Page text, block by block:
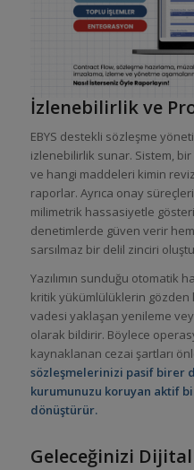
İzlenebilirlik ve
EBYS destekli sözleşme
izlenebilirlik sunar. Sistem,
ve hangi maddeleri kimin
raporlar. Ayrıca onay
milimetrik hassasiyetle
denetimlerde güven verir
sarsılmaz bir delil zinciri
Yazılımın sunduğu otomatik
kritik yükümlülüklerin gözden
vadesi yaklaşan yenileme
olarak bildirir. Böylece
kaynaklanan cezai şartları
sözleşmelerinizi pasif birer
kurumunuzu koruyan aktif
dönüştürür.
Geleceğinizi Dijital